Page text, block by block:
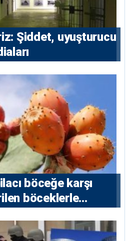
Şiddet, uyuşturucu
böceğe karşı
böceklerle